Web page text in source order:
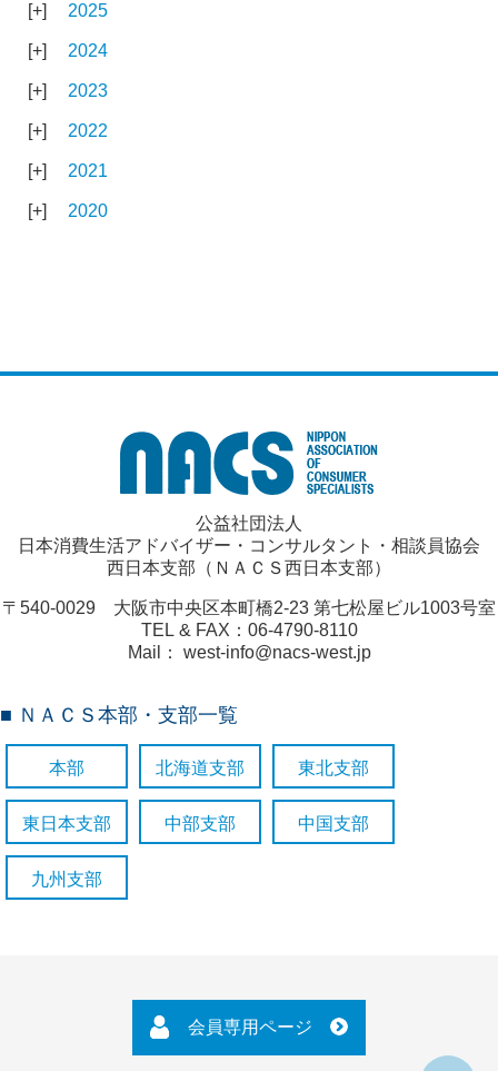
2025
2024
2023
2022
2021
2020
公益社団法人
日本消費生活アドバイザー・コンサルタント・相談員協会
西日本支部（ＮＡＣＳ西日本支部）
〒540-0029 大阪市中央区本町橋2-23 第七松屋ビル1003号室
TEL & FAX：06-4790-8110
Mail： west-info@nacs-west.jp
■ ＮＡＣＳ本部・支部一覧
本部 北海道支部 東北支部
東日本支部 中部支部 中国支部
九州支部
会員専用ページ